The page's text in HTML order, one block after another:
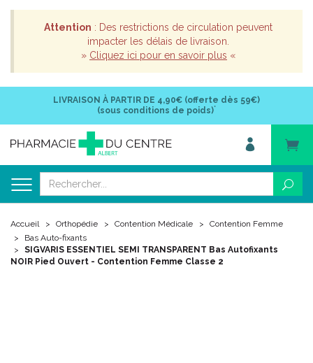
Attention : Des restrictions de circulation peuvent
impacter les délais de livraison.
» Cliquez ici pour en savoir plus «
LIVRAISON À PARTIR DE 4,90€ (offerte dès 59€)
(sous conditions de poids)*
Accueil Orthopédie Contention Médicale
Contention Femme
Bas Auto-fixants
SIGVARIS ESSENTIEL SEMI TRANSPARENT Bas Autofixants
NOIR Pied Ouvert - Contention Femme Classe 2